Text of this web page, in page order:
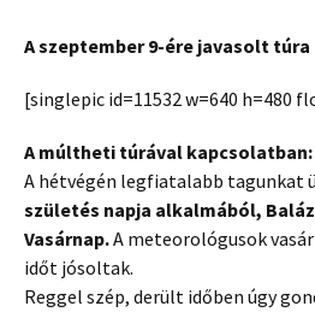
A szeptember 9-ére javasolt túra
[singlepic id=11532 w=640 h=480
A múltheti túrával
A hétvégén legfiatalabb tagunkat
születés napja alkalmából,
Vasárnap.A meteorológusok
időt jósoltak.
Reggel szép, derült időben úgy